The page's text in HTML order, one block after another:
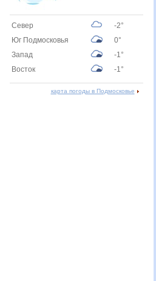
Север
-2°
Юг Подмосковья
0°
Запад
-1°
Восток
-1°
карта погоды в Подмосковье